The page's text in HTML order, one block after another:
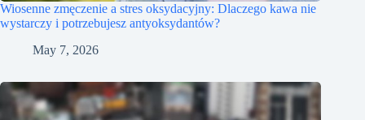
Wiosenne zmęczenie a stres oksydacyjny: Dlaczego kawa nie
wystarczy i potrzebujesz antyoksydantów?
May 7, 2026